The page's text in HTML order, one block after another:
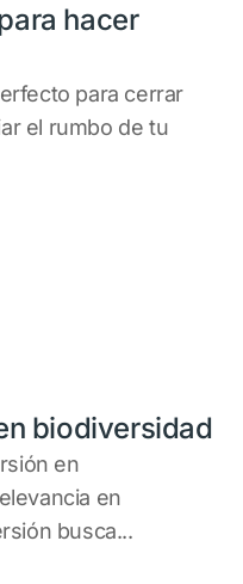
hacer
para cerrar
el rumbo de tu
biodiversidad
en
en
busca...